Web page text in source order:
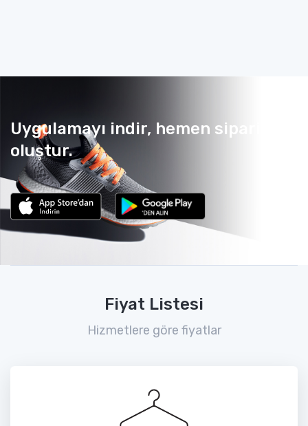
Uygulamayı indir, hemen sipariş
oluştur.
Fiyat Listesi
Hizmetlere göre fiyatlar